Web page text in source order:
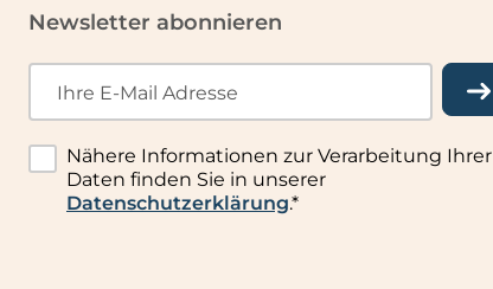
Newsletter abonnieren
Ihre E-Mail Adresse
Nähere Informationen zur Verarbeitung Ihrer
Daten finden Sie in unserer
Datenschutzerklärung.*